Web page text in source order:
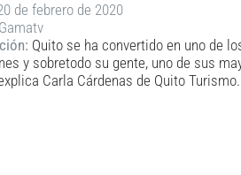
de febrero de 2020
Gamatv
Quito se ha convertido en uno de
y sobretodo su gente, uno de sus
Carla Cárdenas de Quito Turismo.